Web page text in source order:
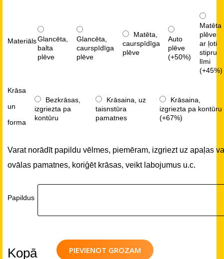
MateriālsGlancēta,
balta
plēve
Glancēta,
caurspīdīga
plēve
Matēta,
caurspīdīga
plēve
Auto
plēve
(+50%)
Matēta
plēve
ar ļoti
stipru
līmi
(+45%)
Krāsa
un
forma
Bezkrāsas,
izgriezta pa
kontūru
Krāsaina, uz
taisnstūra
pamatnes
Krāsaina,
izgriezta pa kontūru
(+67%)
Varat norādīt papildu vēlmes, piemēram, izgriezt uz apaļas
ovālas pamatnes, koriģēt krāsas, veikt labojumus u.c.
Papildus
PIEVIENOT GROZAM
Kopā